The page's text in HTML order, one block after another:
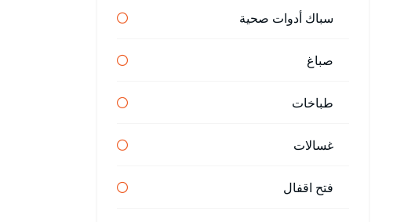
سباك أدوات صحية
صباغ
طباخات
غسالات
فتح اقفال